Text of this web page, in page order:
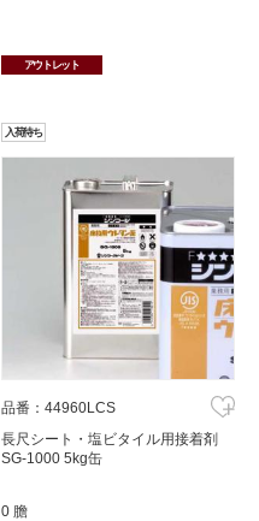
アウトレット
入荷待ち
品番：44960LCS
長尺シート・塩ビタイル用接着剤
SG-1000 5kg缶
0 膽